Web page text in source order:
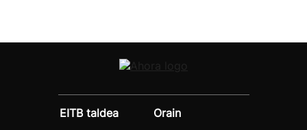
EITB taldea
Orain